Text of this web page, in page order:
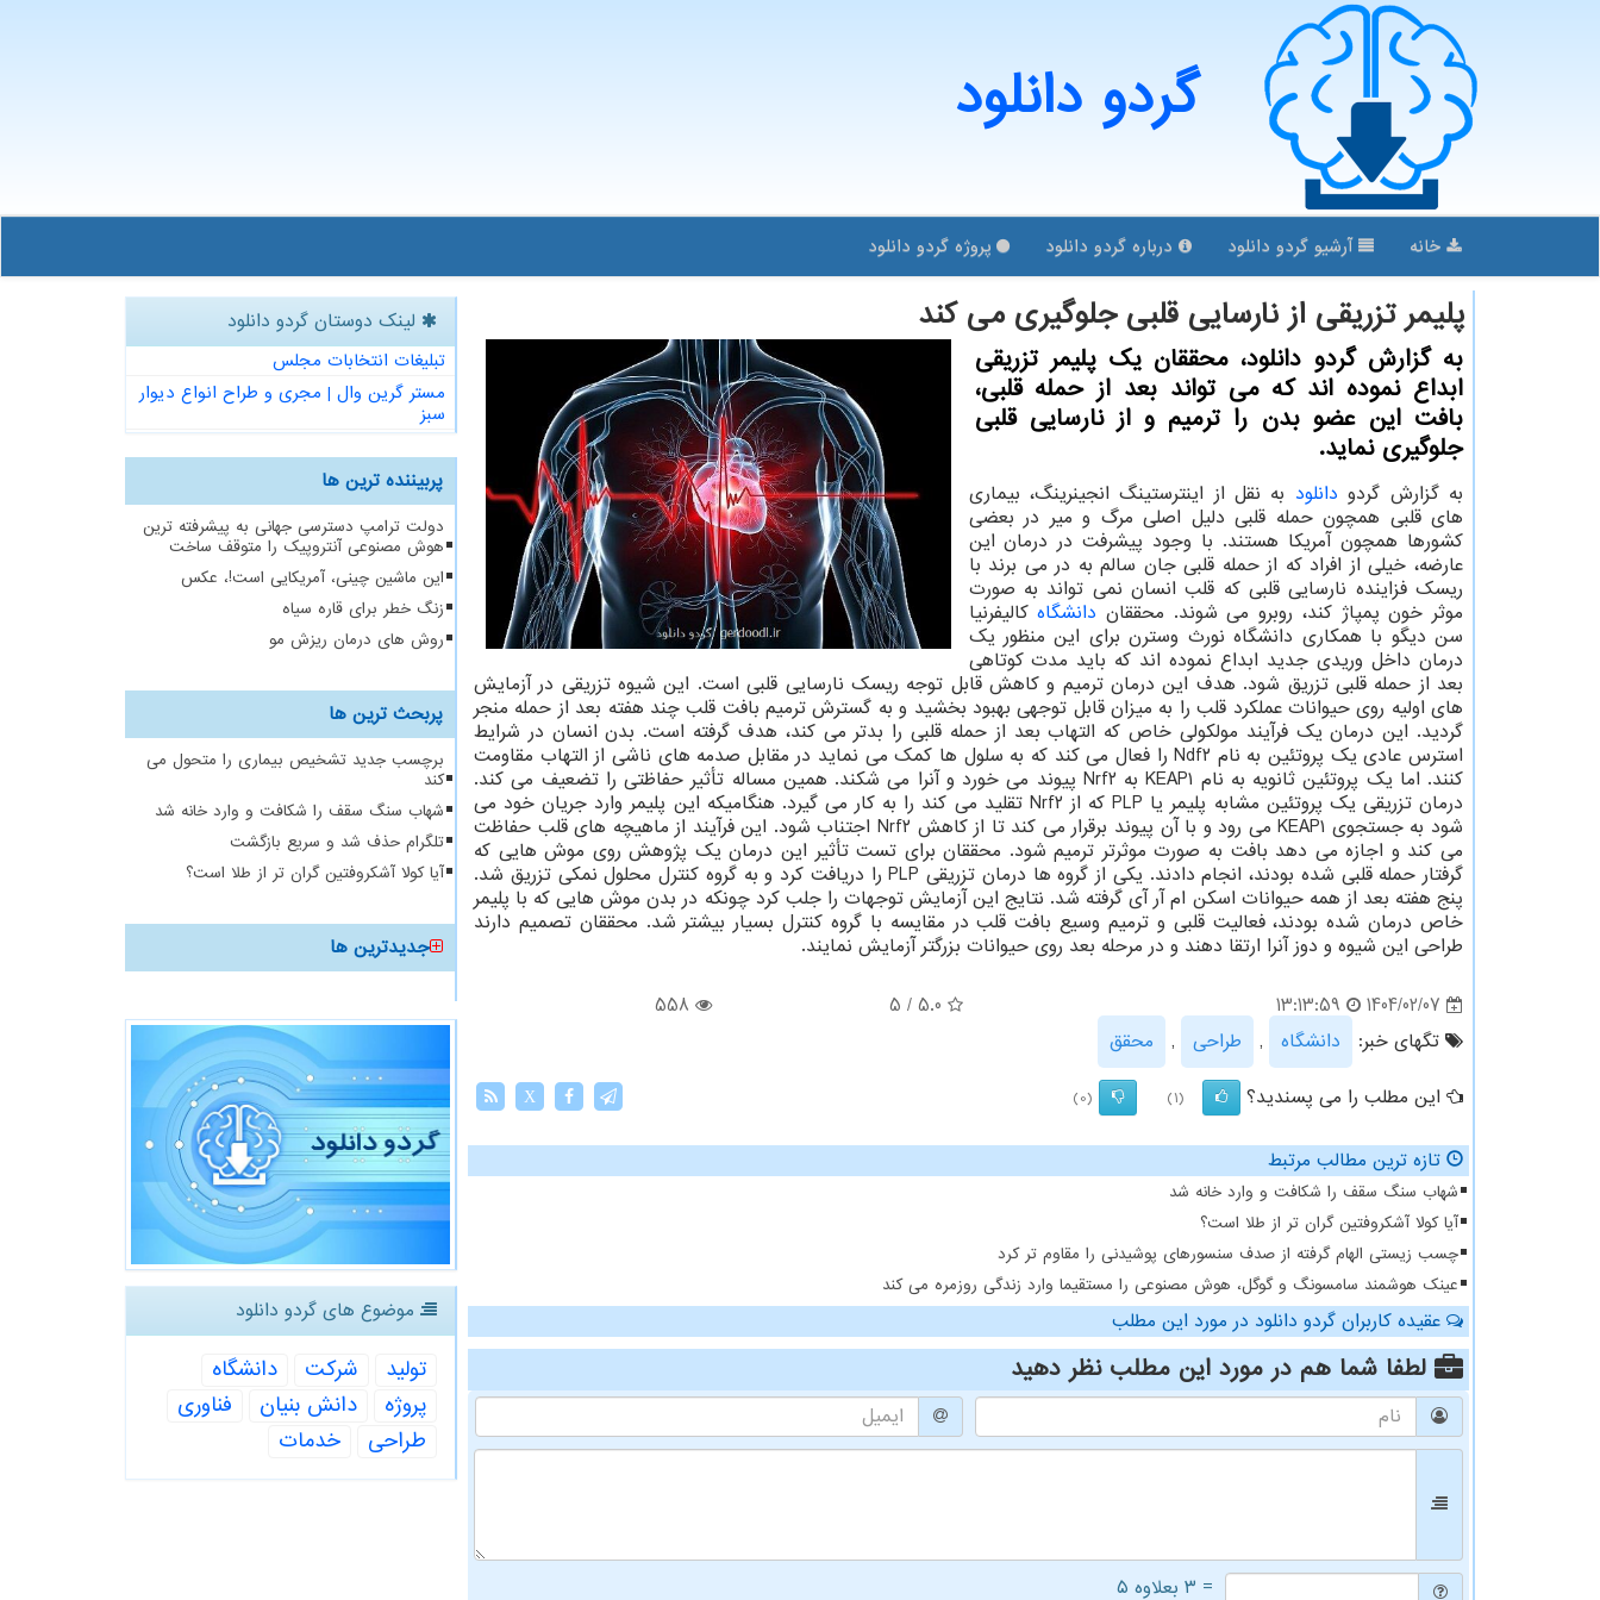
گردو دانلود
خانه آرشیو گردو دانلود درباره گردو دانلود پروژه گردو دانلود
پلیمر تزریقی از نارسایی قلبی جلوگیری می کند
به گزارش گردو دانلود، محققان یک پلیمر تزریقی
ابداع نموده اند که می تواند بعد از حمله قلبی،
بافت این عضو بدن را ترمیم و از نارسایی قلبی
جلوگیری نماید.
به گزارش گردو دانلود به نقل از اینترستینگ انجینرینگ، بیماری
های قلبی همچون حمله قلبی دلیل اصلی مرگ و میر در بعضی
کشورها همچون آمریکا هستند. با وجود پیشرفت در درمان این
عارضه، خیلی از افراد که از حمله قلبی جان سالم به در می برند با
ریسک فزاینده نارسایی قلبی که قلب انسان نمی تواند به صورت
موثر خون پمپاژ کند، روبرو می شوند. محققان دانشگاهکالیفرنیا
سن دیگو با همکاری دانشگاه نورث وسترن برای این منظور یک
درمان داخل وریدی جدید ابداع نموده اند که باید مدت کوتاهی
بعد از حمله قلبی تزریق شود. هدف این درمان ترمیم و کاهش قابل توجه ریسک نارسایی قلبی است. این شیوه تزریقی در آزمایش
های اولیه روی حیوانات عملکرد قلب را به میزان قابل توجهی بهبود بخشید و به گسترش ترمیم بافت قلب چند هفته بعد از حمله منجر
گردید. این درمان یک فرآیند مولکولی خاص که التهاب بعد از حمله قلبی را بدتر می کند، هدف گرفته است. بدن انسان در شرایط
استرس عادی یک پروتئین به نام Ndf۲ را فعال می کند که به سلول ها کمک می نماید در مقابل صدمه های ناشی از التهاب مقاومت
کنند. اما یک پروتئین ثانویه به نام KEAP۱ به Nrf۲ پیوند می خورد و آنرا می شکند. همین مساله تأثیر حفاظتی را تضعیف می کند.
درمان تزریقی یک پروتئین مشابه پلیمر یا PLP که از Nrf۲ تقلید می کند را به کار می گیرد. هنگامیکه این پلیمر وارد جریان خود می
شود به جستجوی KEAP۱ می رود و با آن پیوند برقرار می کند تا از کاهش Nrf۲ اجتناب شود. این فرآیند از ماهیچه های قلب حفاظت
می کند و اجازه می دهد بافت به صورت موثرتر ترمیم شود. محققان برای تست تأثیر این درمان یک پژوهش روی موش هایی که
گرفتار حمله قلبی شده بودند، انجام دادند. یکی از گروه ها درمان تزریقی PLP را دریافت کرد و به گروه کنترل محلول نمکی تزریق شد.
پنج هفته بعد از همه حیوانات اسکن ام آر آی گرفته شد. نتایج این آزمایش توجهات را جلب کرد چونکه در بدن موش هایی که با پلیمر
خاص درمان شده بودند، فعالیت قلبی و ترمیم وسیع بافت قلب در مقایسه با گروه کنترل بسیار بیشتر شد. محققان تصمیم دارند
طراحی این شیوه و دوز آنرا ارتقا دهند و در مرحله بعد روی حیوانات بزرگتر آزمایش نمایند.
1404/02/07
13:13:59
5.0
/
5
558
تگهای خبر:
دانشگاه , طراحی ,
محقق
این مطلب را می پسندید؟
(1)
(0)
X
تازه ترین مطالب مرتبط
شهاب سنگ سقف را شکافت و وارد خانه شد
آیا کولا آشکروفتین گران تر از طلا است؟
چسب زیستی الهام گرفته از صدف سنسورهای پوشیدنی را مقاوم تر کرد
عینک هوشمند سامسونگ و گوگل، هوش مصنوعی را مستقیما وارد زندگی روزمره می کند
عقیده کاربران گردو دانلود در مورد این مطلب
لطفا شما هم در مورد این مطلب نظر دهید
= ۳ بعلاوه ۵
لینک دوستان گردو دانلود
تبلیغات انتخابات مجلس
مستر گرین وال | مجری و طراح انواع دیوار
سبز
پربیننده ترین ها
دولت ترامپ دسترسی جهانی به پیشرفته ترین
هوش مصنوعی آنتروپیک را متوقف ساخت
این ماشین چینی، آمریکایی است!، عکس
زنگ خطر برای قاره سیاه
روش های درمان ریزش مو
پربحث ترین ها
برچسب جدید تشخیص بیماری را متحول می
کند
شهاب سنگ سقف را شکافت و وارد خانه شد
تلگرام حذف شد و سریع بازگشت
آیا کولا آشکروفتین گران تر از طلا است؟
جدیدترین ها
موضوع های گردو دانلود
تولید شركت
دانشگاه
پروژه
دانش بنیان
فناوری
طراحی
خدمات